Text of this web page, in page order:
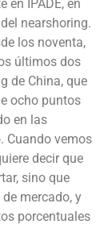
en IPADE, en
nearshoring.
los noventa,
últimos dos
de China, que
ocho puntos
en las
Cuando vemos
decir que
sino que
mercado, y
porcentuales